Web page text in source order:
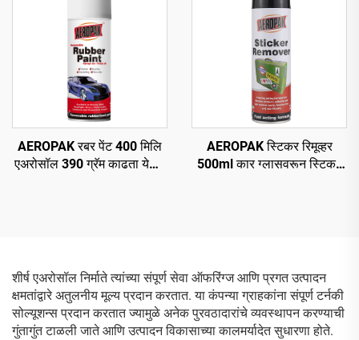
AEROPAK रबर पेंट 400 मिलि
एअरोसॉल 390 ग्रॅम काढता येणारे
AEROPAK स्टिकर रिमूव्हर
500ml कार ग्लासवरून स्टिकर
शीर्ष एअरोसॉल निर्माते त्यांच्या संपूर्ण सेवा ऑफरिंग्ज आणि प्रगत उत्पादन
क्षमतांद्वारे अतुलनीय मूल्य प्रदान करतात. या कंपन्या ग्राहकांना संपूर्ण टर्नकी
सोल्यूशन्स प्रदान करतात ज्यामुळे अनेक पुरवठादारांचे व्यवस्थापन करण्याची
गुंतागुंत टाळली जाते आणि उत्पादन विकासाच्या कालमर्यादेत सुधारणा होते.